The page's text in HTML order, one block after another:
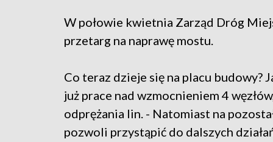
W połowie kwietnia Zarząd Dróg
przetarg na naprawę mostu.
Co teraz dzieje się na placu budowy?
już prace nad wzmocnieniem 4
odprężania lin. - Natomiast na
pozwoli przystąpić do dalszych